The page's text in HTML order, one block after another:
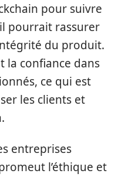
pour suivre
pourrait rassurer
du produit.
la confiance dans
ce qui est
les clients et
entreprises
l’éthique et